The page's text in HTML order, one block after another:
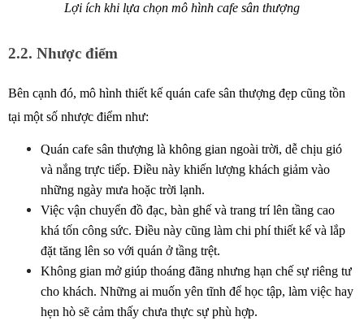
Lợi ích khi lựa chọn mô hình cafe sân thượng
2.2. Nhược điểm
Bên cạnh đó, mô hình thiết kế quán cafe sân thượng đẹp cũng tồn
tại một số nhược điểm như:
Quán cafe sân thượng là không gian ngoài trời, dễ chịu gió
và nắng trực tiếp. Điều này khiến lượng khách giảm vào
những ngày mưa hoặc trời lạnh.
Việc vận chuyển đồ đạc, bàn ghế và trang trí lên tầng cao
khá tốn công sức. Điều này cũng làm chi phí thiết kế và lắp
đặt tăng lên so với quán ở tầng trệt.
Không gian mở giúp thoáng đãng nhưng hạn chế sự riêng tư
cho khách. Những ai muốn yên tĩnh để học tập, làm việc hay
hẹn hò sẽ cảm thấy chưa thực sự phù hợp.